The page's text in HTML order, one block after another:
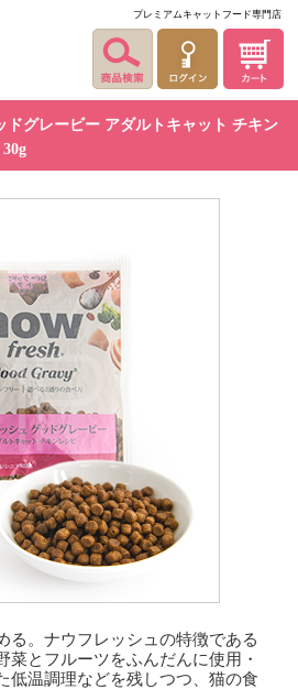
プレミアムキャットフード専門店
ドグレービー アダルトキャット チキン
る。ナウフレッシュの特徴である
菜とフルーツをふんだんに使用・
低温調理などを残しつつ、猫の食